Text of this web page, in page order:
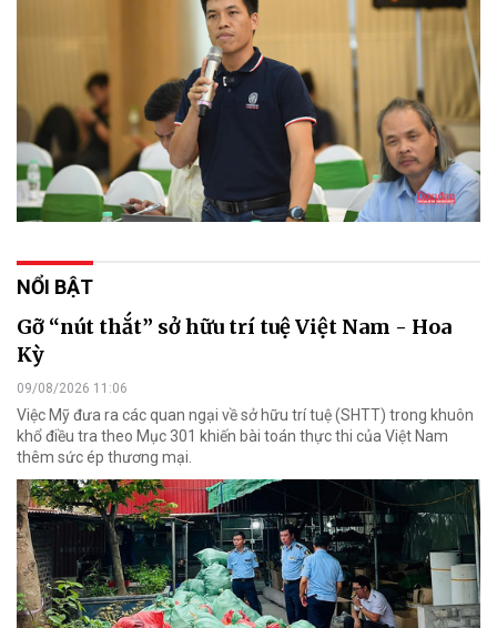
NỔI BẬT
Gỡ “nút thắt” sở hữu trí tuệ Việt Nam - Hoa
Kỳ
09/08/2026 11:06
Việc Mỹ đưa ra các quan ngại về sở hữu trí tuệ (SHTT) trong khuôn
khổ điều tra theo Mục 301 khiến bài toán thực thi của Việt Nam
thêm sức ép thương mại.